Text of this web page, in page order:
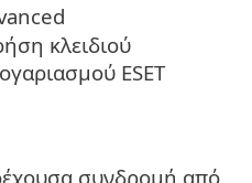
κλειδιού
ESET
συνδρομή από